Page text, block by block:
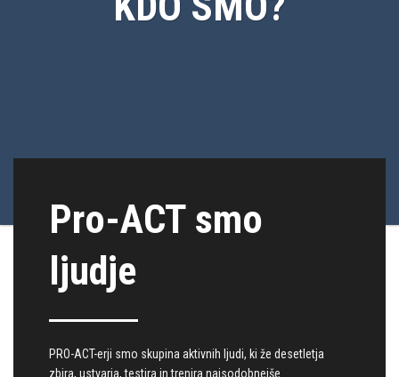
Pro-ACT smo
ljudje
PRO-ACT-erji smo skupina aktivnih ljudi, ki že desetletja
zbira, ustvarja, testira in trenira najsodobnejše